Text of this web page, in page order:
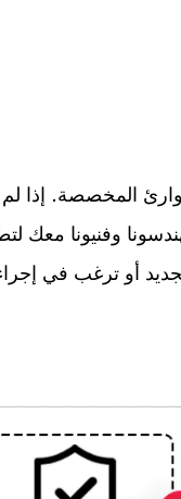
وفنيونا معك
أو ترغب في